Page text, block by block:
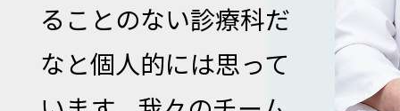
ることのない診療科だ
なと個人的には思って